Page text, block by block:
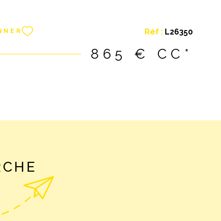
b2limmobilier/form/
candidature dûment complétée. Merci à vous !
est situé dans une maison bi-famille intégralement
- 2023. EXCELLENT ETAT ! Contenance :
pièce à vivre de 31 m² avec cuisine
par pompe à chaleur. Ballon d'ECS
ÉNERGIE B - classe CLIMAT A - Montant annuel
en énergie pour une utilisation normale entre
de référence de l'énergie : 2021). LOYER
€ + 15 € de provisions pour charges (avec
annuelle). Dépôt de garantie : 850 €. Honoraires de
Réf : L26350
865 € CC*